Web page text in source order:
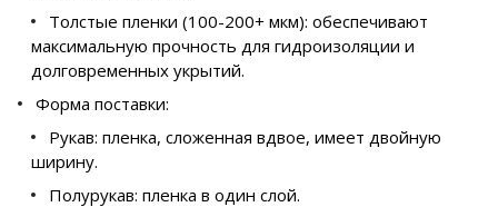
Толстые пленки (100-200+ мкм): обеспечивают
максимальную прочность для гидроизоляции и
долговременных укрытий.
Форма поставки:
Рукав: пленка, сложенная вдвое, имеет двойную
ширину.
Полурукав: пленка в один слой.